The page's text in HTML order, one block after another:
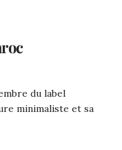
du label
minimaliste et sa